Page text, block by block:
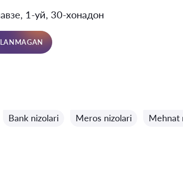
1-уй, 30-хонадон
Bank nizolari Meros nizolari Mehnat